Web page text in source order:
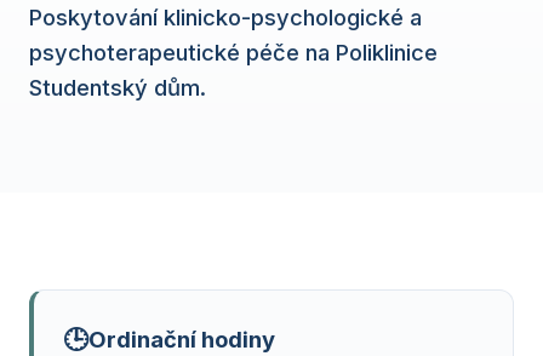
Poskytování klinicko-psychologické a
psychoterapeutické péče na Poliklinice
Studentský dům.
🕒Ordinační hodiny